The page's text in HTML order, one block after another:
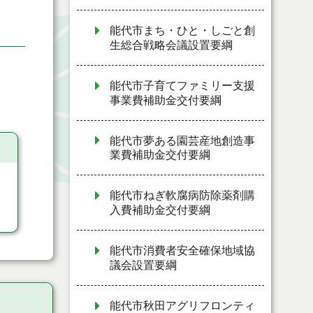
能代市まち・ひと・しごと創
生総合戦略会議設置要綱
能代市子育てファミリー支援
事業費補助金交付要綱
能代市夢ある園芸産地創造事
業費補助金交付要綱
能代市ねぎ軟腐病防除薬剤購
入費補助金交付要綱
能代市消費者安全確保地域協
議会設置要綱
能代市秋田アグリフロンティ